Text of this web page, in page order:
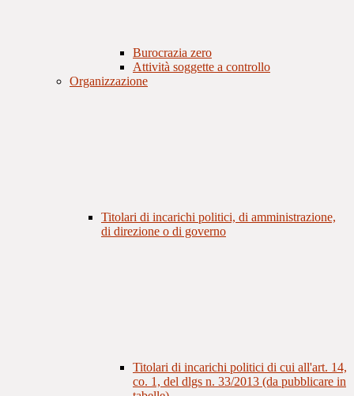
Burocrazia zero
Attività soggette a controllo
Organizzazione
Titolari di incarichi politici, di amministrazione,
di direzione o di governo
Titolari di incarichi politici di cui all'art. 14,
co. 1, del dlgs n. 33/2013 (da pubblicare in